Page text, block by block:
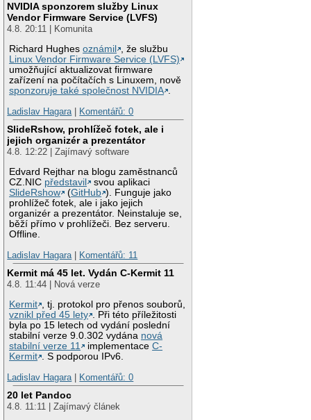
NVIDIA sponzorem služby Linux
Vendor Firmware Service (LVFS)
4.8. 20:11 | Komunita
Richard Hughesoznámil
, že službu
Linux Vendor Firmware Service (LVFS)
umožňující aktualizovat firmware
zařízení na počítačích s Linuxem, nově
sponzoruje také společnost NVIDIA .
Ladislav Hagara | Komentářů: 0
SlideRshow, prohlížeč fotek, ale i
jejich organizér a prezentátor
4.8. 12:22 | Zajímavý software
Edvard Rejthar na blogu zaměstnanců
CZ.NIC představil
svou aplikaci
SlideRshow
(GitHub ). Funguje jako
prohlížeč fotek, ale i jako jejich
organizér a prezentátor. Neinstaluje se,
běží přímo v prohlížeči. Bez serveru.
Offline.
Ladislav Hagara | Komentářů: 11
Kermit má 45 let. Vydán C-Kermit 11
4.8. 11:44 | Nová verze
Kermit , tj. protokol pro přenos souborů,
vznikl před 45 lety . Při této příležitosti
byla po 15 letech od vydání poslední
stabilní verze 9.0.302 vydána nová
stabilní verze 11
implementaceC-
Kermit . S podporou IPv6.
Ladislav Hagara | Komentářů: 0
20 let Pandoc
4.8. 11:11 | Zajímavý článek